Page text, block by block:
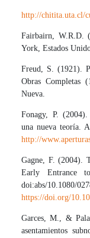
http://chitita.uta.cl/
Fairbairn, W.R.D.
York, Estados
Freud, S. (1921).
Obras Completas
Nueva.
Fonagy, P. (2004).
una nueva teoría.
http://
Gagne, F. (2004).
Early Entrance
doi:abs/10.1080/
https://doi.org/
Garces, M., &
asentamientos